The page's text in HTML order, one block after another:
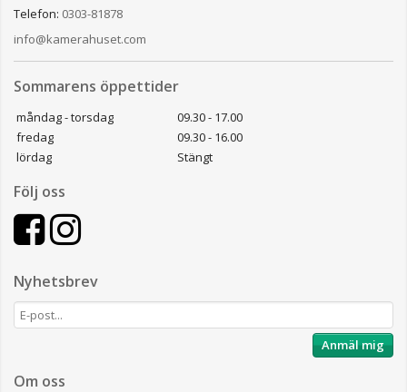
Telefon: 0303-81878
info@kamerahuset.com
Sommarens öppettider
måndag - torsdag
09.30 - 17.00
fredag
09.30 - 16.00
lördag
Stängt
Följ oss
Nyhetsbrev
Anmäl mig
Om oss